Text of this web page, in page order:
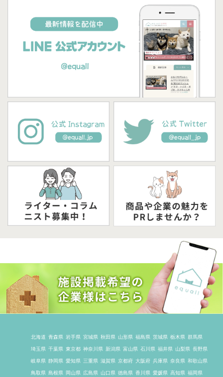
北海道 青森県 岩手県 宮城県 秋田県 山形県 福島県 茨城県 栃木県 群馬県
埼玉県 千葉県 東京都 神奈川県 新潟県 富山県 石川県 福井県 山梨県 長野県
岐阜県 静岡県 愛知県 三重県 滋賀県 京都府 大阪府 兵庫県 奈良県 和歌山県
鳥取県 島根県 岡山県 広島県 山口県 徳島県 香川県 愛媛県 高知県 福岡県